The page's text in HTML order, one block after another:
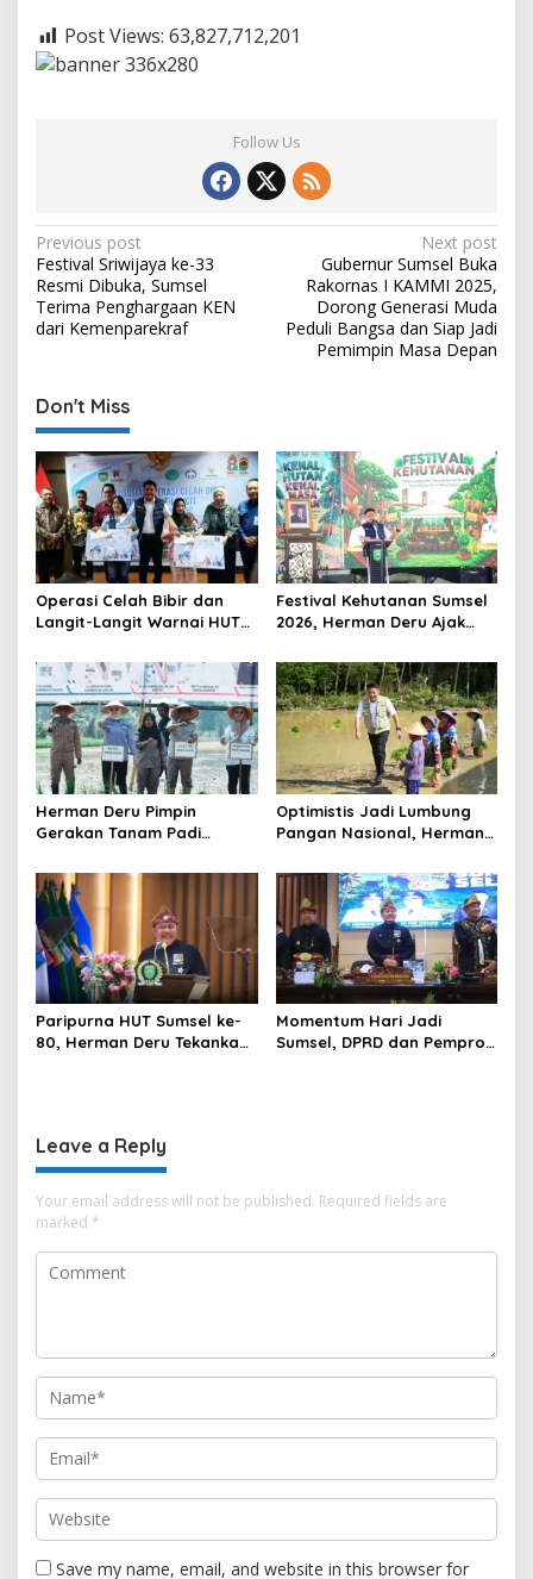
a
a
a
S
e
r
e
Post Views: 63,827,712,201
Follow Us
P
o
s
a
v
i
g
a
t
i
n
Previous post
Festival Sriwijaya ke-33
Resmi Dibuka, Sumsel
Terima Penghargaan KEN
dari Kemenparekraf
Next post
Gubernur Sumsel Buka
Rakornas I KAMMI 2025,
Dorong Generasi Muda
Peduli Bangsa dan Siap Jadi
Pemimpin Masa Depan
Don't Miss
Operasi Celah Bibir dan
Langit-Langit Warnai HUT
Manfaatnya Sangat Besar
Festival Kehutanan Sumsel
2026, Herman Deru Ajak
Kelestarian Hutan
Herman Deru Pimpin
Gerakan Tanam Padi
Banyuasin Bidik Produksi 1
Juta Ton
Optimistis Jadi Lumbung
Pangan Nasional, Herman
Gabah Sumsel Tembus 5
Juta Ton
Paripurna HUT Sumsel ke-
80, Herman Deru Tekankan
Momentum Hari Jadi
Sumsel, DPRD dan Pemprov
Leave a Reply
Your email address will not be published. Required fields are
marked *
Save my name, email, and website in this browser for